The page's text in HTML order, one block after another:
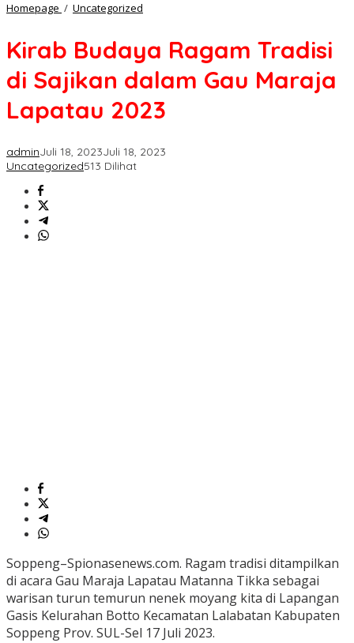
Homepage / Uncategorized
Tradisi
di
Sajikan
dalam
Gau
Maraja
2023
Kirab Budaya Ragam Tradisi
di Sajikan dalam Gau Maraja
Lapatau 2023
adminJuli 18, 2023Juli 18, 2023
Uncategorized513 Dilihat
Soppeng–Spionasenews.com. Ragam tradisi ditampilkan
di acara Gau Maraja Lapatau Matanna Tikka sebagai
warisan turun temurun nenek moyang kita di Lapangan
Gasis Kelurahan Botto Kecamatan Lalabatan Kabupaten
Soppeng Prov. SUL-Sel 17 Juli 2023.